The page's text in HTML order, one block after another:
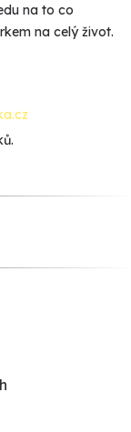
na to co
na celý život.